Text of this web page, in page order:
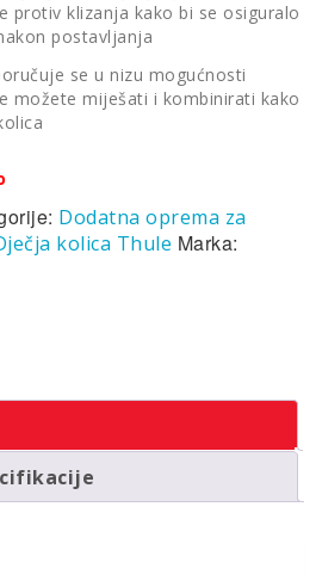
protiv klizanja kako bi se osiguralo
postavljanja
se u nizu mogućnosti
možete miješati i kombinirati kako
Dodatna oprema za
kolica Thule Marka: